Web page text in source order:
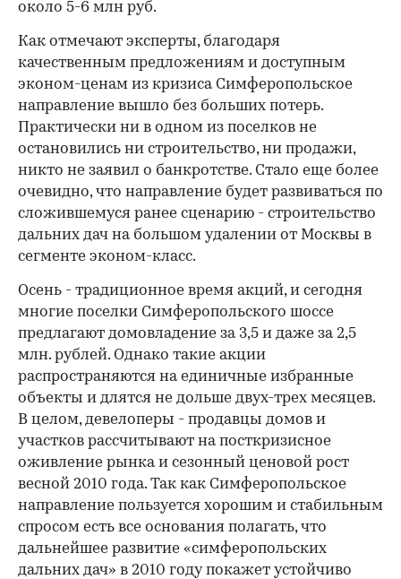
около 5-6 млн руб.
Как отмечают эксперты, благодаря
качественным предложениям и доступным
эконом-ценам из кризиса Симферопольское
направление вышло без больших потерь.
Практически ни в одном из поселков не
остановились ни строительство, ни продажи,
никто не заявил о банкротстве. Стало еще более
очевидно, что направление будет развиваться по
сложившемуся ранее сценарию - строительство
дальних дач на большом удалении от Москвы в
сегменте эконом-класс.
Осень - традиционное время акций, и сегодня
многие поселки Симферопольского шоссе
предлагают домовладение за 3,5 и даже за 2,5
млн. рублей. Однако такие акции
распространяются на единичные избранные
объекты и длятся не дольше двух-трех месяцев.
В целом, девелоперы - продавцы домов и
участков рассчитывают на посткризисное
оживление рынка и сезонный ценовой рост
весной 2010 года. Так как Симферопольское
направление пользуется хорошим и стабильным
спросом есть все основания полагать, что
дальнейшее развитие «симферопольских
дальних дач» в 2010 году покажет устойчиво